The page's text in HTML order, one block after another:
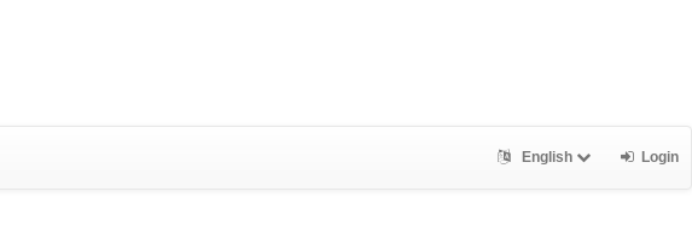
English Login